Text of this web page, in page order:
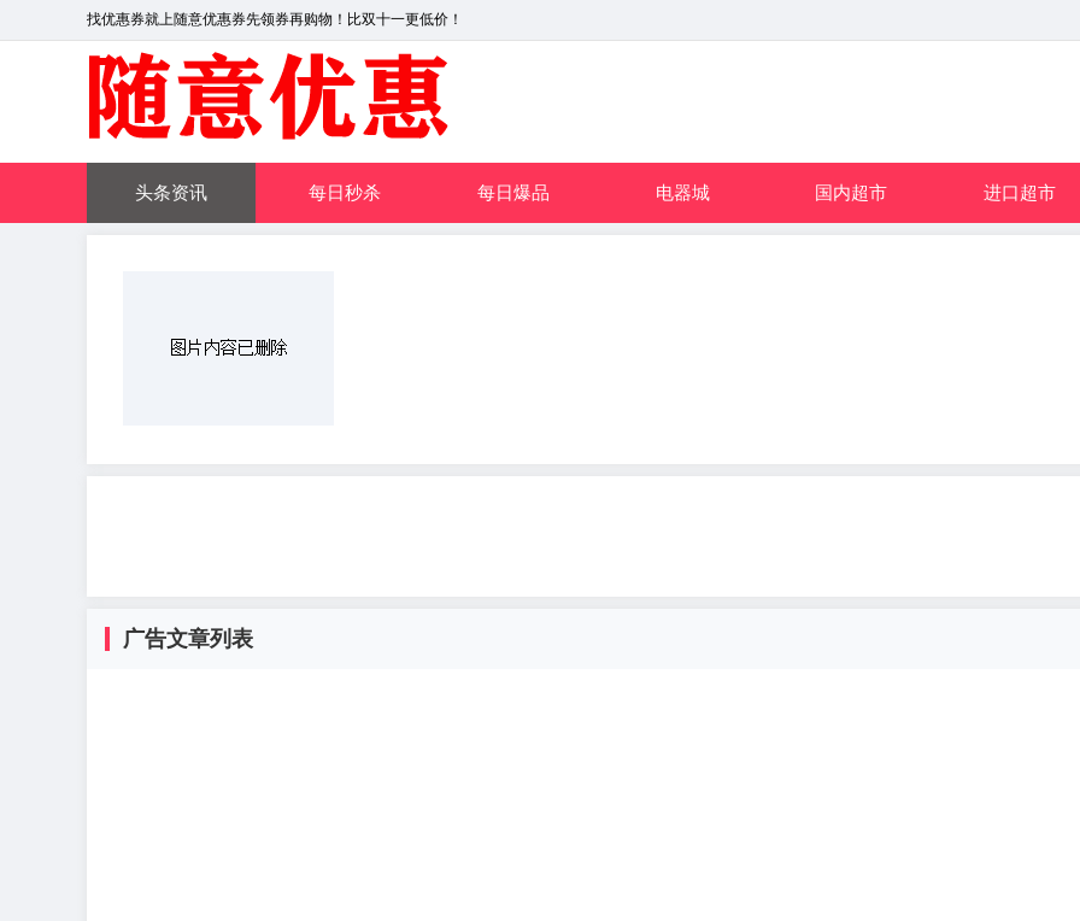
找优惠券就上随意优惠券先领券再购物！比双十一更低价！
头条资讯 每日秒杀 每日爆品 电器城 国内超市 进口超市
广告文章列表